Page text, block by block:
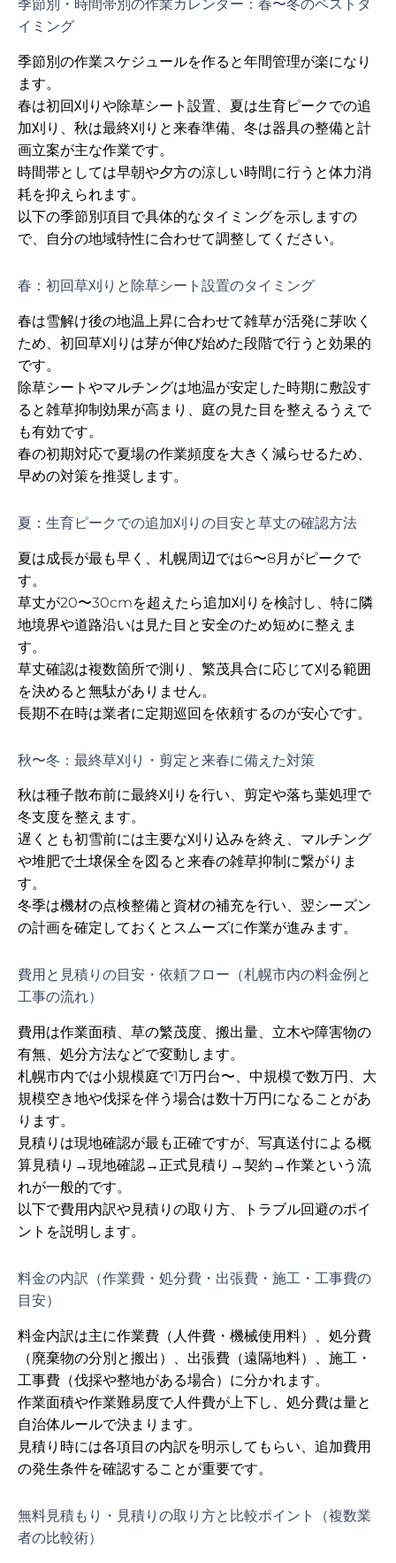
季節別・時間帯別の作業カレンダー：春〜冬のベストタ
イミング
季節別の作業スケジュールを作ると年間管理が楽になり
ます。
春は初回刈りや除草シート設置、夏は生育ピークでの追
加刈り、秋は最終刈りと来春準備、冬は器具の整備と計
画立案が主な作業です。
時間帯としては早朝や夕方の涼しい時間に行うと体力消
耗を抑えられます。
以下の季節別項目で具体的なタイミングを示しますの
で、自分の地域特性に合わせて調整してください。
春：初回草刈りと除草シート設置のタイミング
春は雪解け後の地温上昇に合わせて雑草が活発に芽吹く
ため、初回草刈りは芽が伸び始めた段階で行うと効果的
です。
除草シートやマルチングは地温が安定した時期に敷設す
ると雑草抑制効果が高まり、庭の見た目を整えるうえで
も有効です。
春の初期対応で夏場の作業頻度を大きく減らせるため、
早めの対策を推奨します。
夏：生育ピークでの追加刈りの目安と草丈の確認方法
夏は成長が最も早く、札幌周辺では6〜8月がピークで
す。
草丈が20〜30cmを超えたら追加刈りを検討し、特に隣
地境界や道路沿いは見た目と安全のため短めに整えま
す。
草丈確認は複数箇所で測り、繁茂具合に応じて刈る範囲
を決めると無駄がありません。
長期不在時は業者に定期巡回を依頼するのが安心です。
秋〜冬：最終草刈り・剪定と来春に備えた対策
秋は種子散布前に最終刈りを行い、剪定や落ち葉処理で
冬支度を整えます。
遅くとも初雪前には主要な刈り込みを終え、マルチング
や堆肥で土壌保全を図ると来春の雑草抑制に繋がりま
す。
冬季は機材の点検整備と資材の補充を行い、翌シーズン
の計画を確定しておくとスムーズに作業が進みます。
費用と見積りの目安・依頼フロー（札幌市内の料金例と
工事の流れ）
費用は作業面積、草の繁茂度、搬出量、立木や障害物の
有無、処分方法などで変動します。
札幌市内では小規模庭で1万円台〜、中規模で数万円、大
規模空き地や伐採を伴う場合は数十万円になることがあ
ります。
見積りは現地確認が最も正確ですが、写真送付による概
算見積り→現地確認→正式見積り→契約→作業という流
れが一般的です。
以下で費用内訳や見積りの取り方、トラブル回避のポイ
ントを説明します。
料金の内訳（作業費・処分費・出張費・施工・工事費の
目安）
料金内訳は主に作業費（人件費・機械使用料）、処分費
（廃棄物の分別と搬出）、出張費（遠隔地料）、施工・
工事費（伐採や整地がある場合）に分かれます。
作業面積や作業難易度で人件費が上下し、処分費は量と
自治体ルールで決まります。
見積り時には各項目の内訳を明示してもらい、追加費用
の発生条件を確認することが重要です。
無料見積もり・見積りの取り方と比較ポイント（複数業
者の比較術）